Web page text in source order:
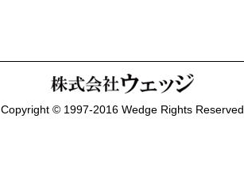
Copyright © 1997-2016 Wedge Rights Reserved